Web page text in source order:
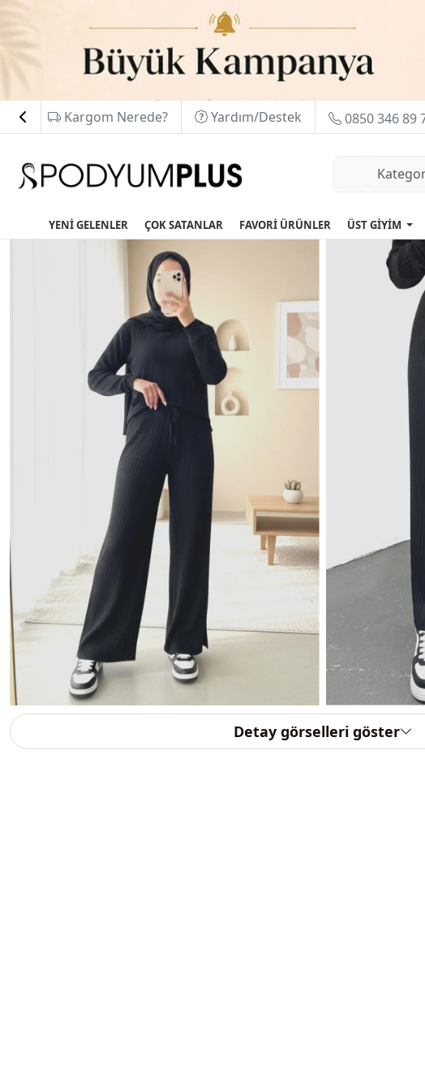
Kargom Nerede? Yardım/Destek 0850 346 89
YENİ GELENLER ÇOK SATANLAR FAVORİ ÜRÜNLER ÜST GİYİM
Detay görselleri göster